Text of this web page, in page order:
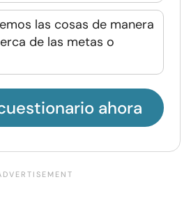
las cosas de manera
de las metas o
ahora